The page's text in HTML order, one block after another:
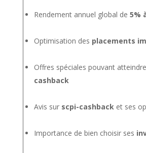
Rendement annuel global de 5%
Optimisation des placements
Offres spéciales pouvant atteindre
cashback
Avis sur scpi-cashbacket ses
Importance de bien choisir ses